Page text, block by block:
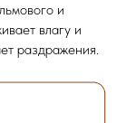
и
влагу и
раздражения.